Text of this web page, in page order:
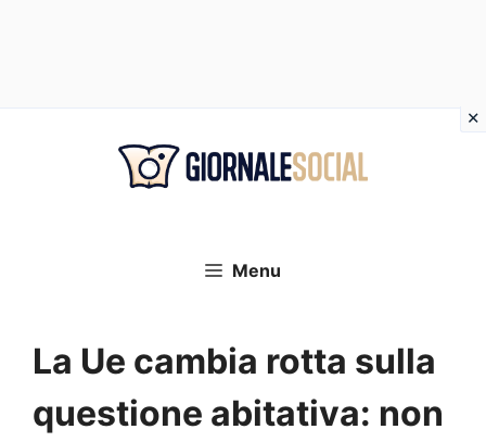
Menu
La Ue cambia rotta sulla
questione abitativa: non